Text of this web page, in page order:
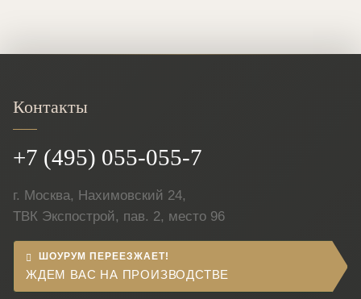
Контакты
+7 (495) 055-055-7
г. Москва, Нахимовский 24,
ТВК Экспострой, пав. 2, место 96
ШОУРУМ ПЕРЕЕЗЖАЕТ!
ЖДЕМ ВАС НА ПРОИЗВОДСТВЕ